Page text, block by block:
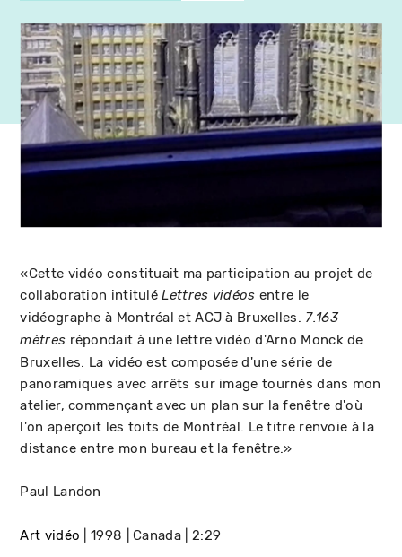
«Cette vidéo constituait ma participation au projet de
collaboration intituléLettres vidéos entre le
vidéographe à Montréal et ACJ à Bruxelles. 7.163
mètres répondait à une lettre vidéo d'Arno Monck de
Bruxelles. La vidéo est composée d'une série de
panoramiques avec arrêts sur image tournés dans mon
atelier, commençant avec un plan sur la fenêtre d'où
l'on aperçoit les toits de Montréal. Le titre renvoie à la
distance entre mon bureau et la fenêtre.»
Paul Landon
Art vidéo 1998 Canada 2:29